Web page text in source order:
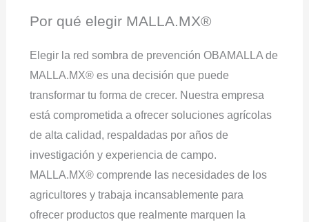
Por qué elegir MALLA.MX®
Elegir la red sombra de prevención OBAMALLA de
MALLA.MX® es una decisión que puede
transformar tu forma de crecer. Nuestra empresa
está comprometida a ofrecer soluciones agrícolas
de alta calidad, respaldadas por años de
investigación y experiencia de campo.
MALLA.MX® comprende las necesidades de los
agricultores y trabaja incansablemente para
ofrecer productos que realmente marquen la